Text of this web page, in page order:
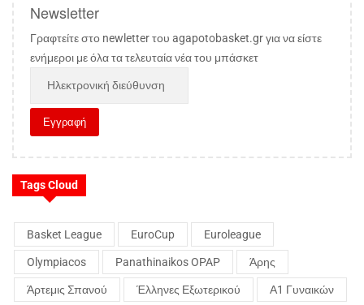
Newsletter
Γραφτείτε στο newletter του agapotobasket.gr για να είστε
ενήμεροι με όλα τα τελευταία νέα του μπάσκετ
Tags Cloud
Basket League EuroCup Euroleague
Olympiacos Panathinaikos OPAP Άρης
Άρτεμις Σπανού Έλληνες Εξωτερικού Α1 Γυναικών